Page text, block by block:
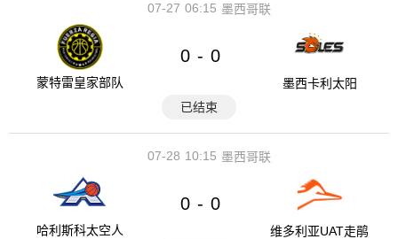
06:15
07-27 墨西哥联
蒙特雷皇家部队
0 - 0
墨西卡利太阳
已结束
10:15
07-28 墨西哥联
哈利斯科太空人
0 - 0
维多利亚UAT走鹃